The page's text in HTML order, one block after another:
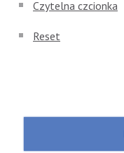
Czytelna czcionka
Reset